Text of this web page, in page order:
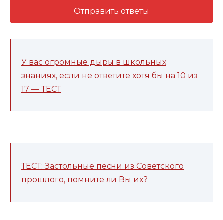
Отправить ответы
У вас огромные дыры в школьных
знаниях, если не ответите хотя бы на 10 из
17 — ТЕСТ
ТЕСТ: Застольные песни из Советского
прошлого, помните ли Вы их?